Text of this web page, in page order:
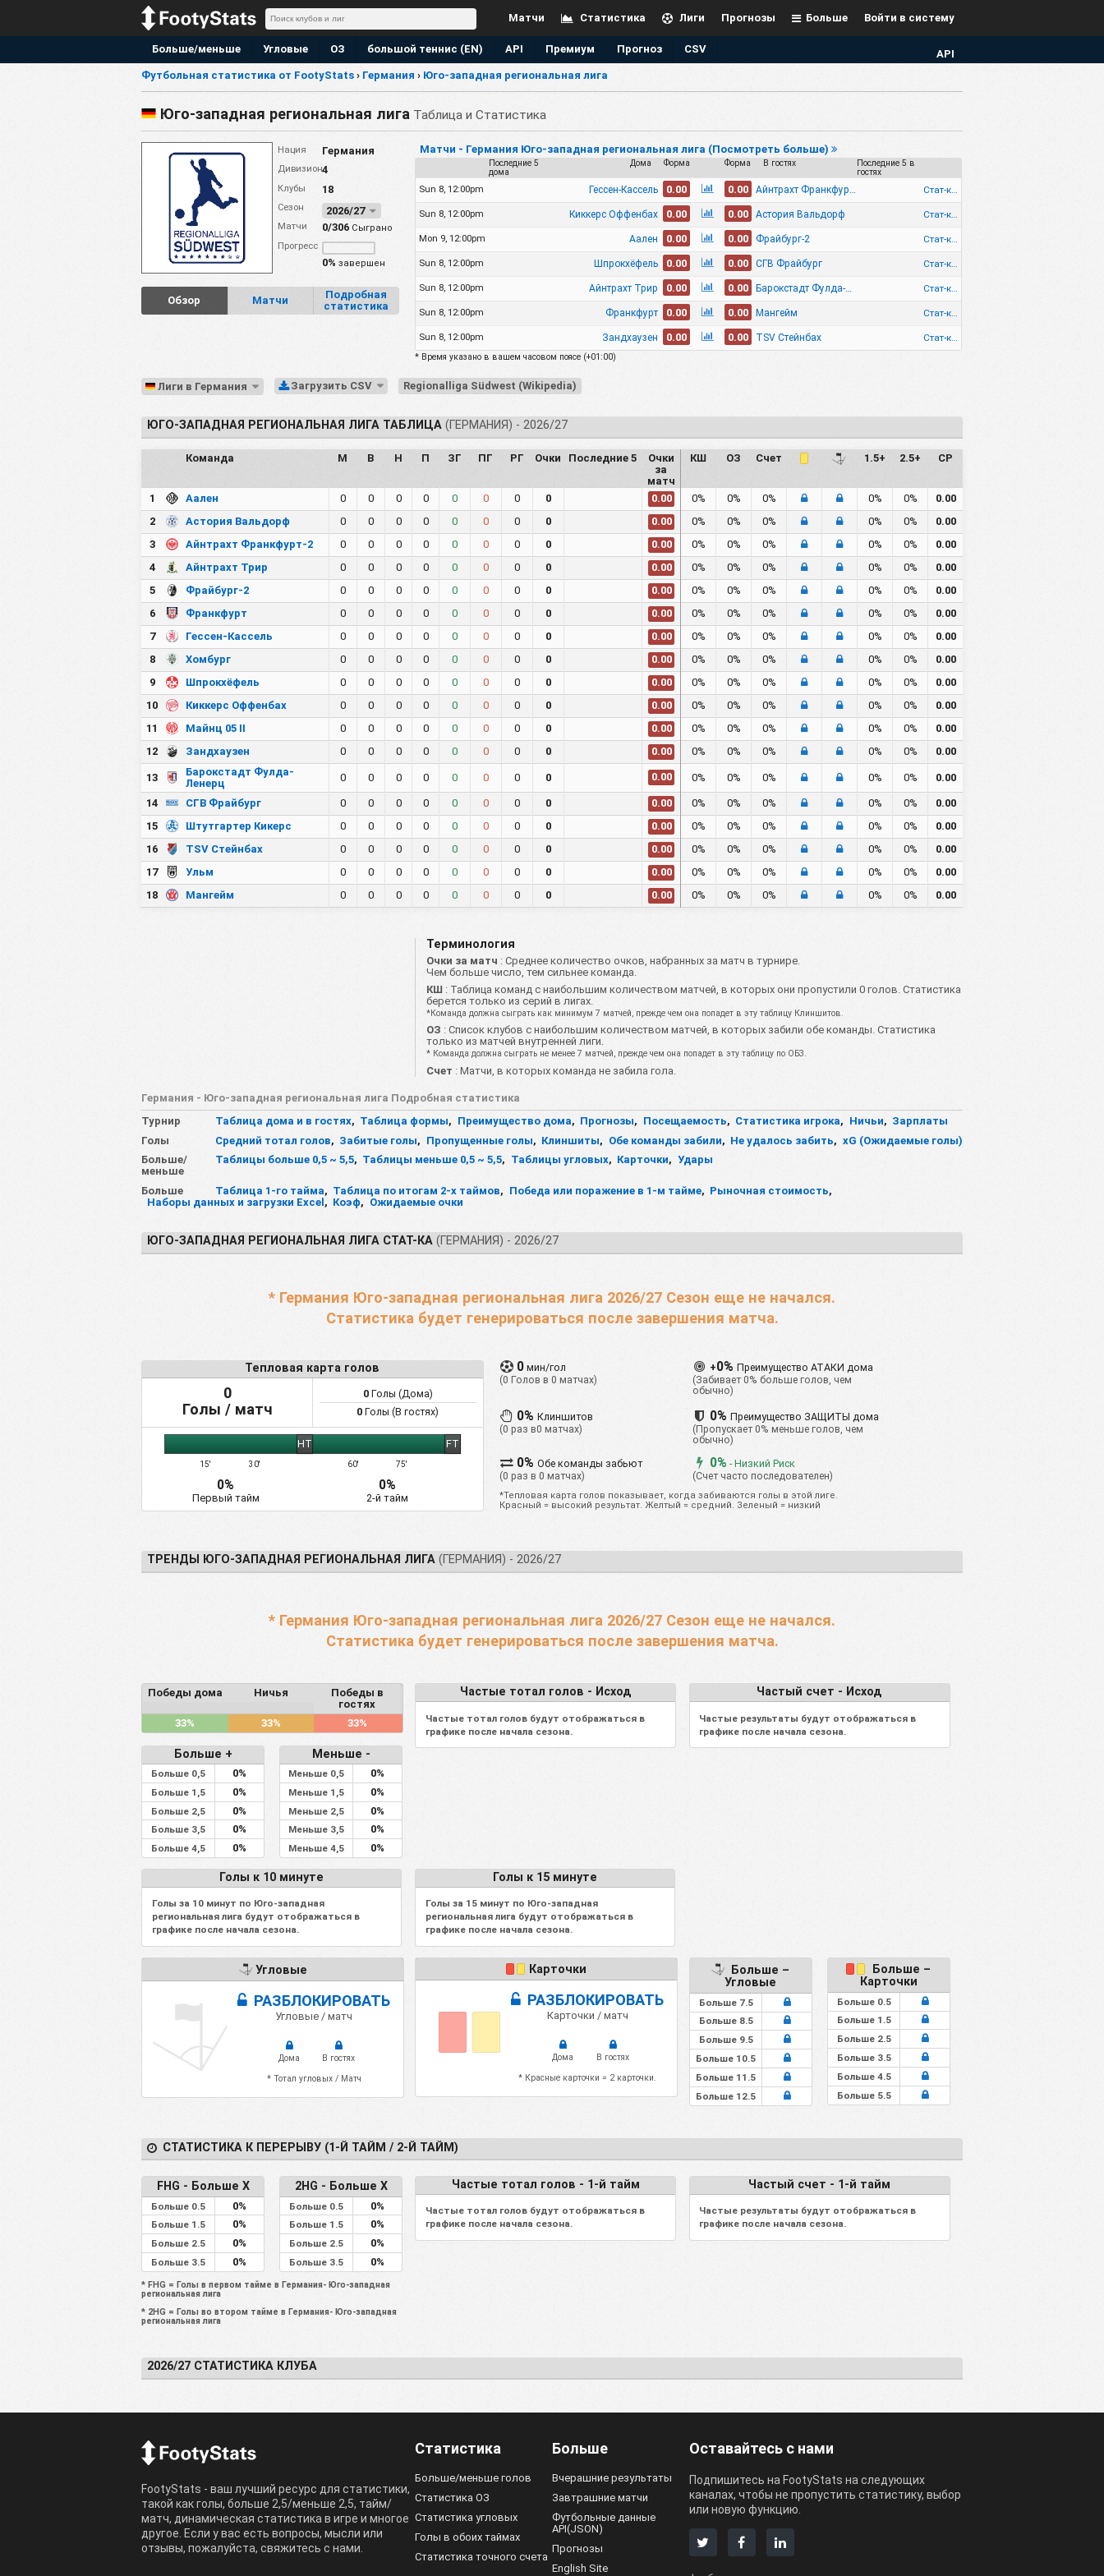
Войти в систему
Больше
Прогнозы
Лиги
Статистика
Матчи
API
Больше/меньше Угловые ОЗ большой теннис (EN) API Премиум Прогноз CSV
Футбольная статистика от FootyStats › Германия › Юго-западная региональная лига
Юго-западная региональная лига Таблица и Статистика
Нация Германия
Дивизион4
Клубы 18
Сезон 2026/27
Матчи 0/306Сыграно
Прогресс
0% завершен
Обзор Матчи
Подробная
статистика
Матчи - Германия Юго-западная региональная лига (Посмотреть больше)
Последние 5
дома
Дома Форма Форма В гостях
Последние 5 в
гостях
Sun 8, 12:00pm
Гессен-Кассель 0.00 0.00 Айнтрахт Франкфурт-2
Sun 8, 12:00pm Киккерс Оффенбах 0.00 0.00 Астория Вальдорф
Mon 9, 12:00pm Аален 0.00 0.00 Фрайбург-2
Sun 8, 12:00pm Шпрокхёфель 0.00 0.00 СГВ Фрайбург
Sun 8, 12:00pm Айнтрахт Трир 0.00 0.00 Барокстадт Фулда-Ленерц
Sun 8, 12:00pm Франкфурт 0.00 0.00 Мангейм
Sun 8, 12:00pm Зандхаузен 0.00 0.00 TSV Стейнбах
* Время указано в вашем часовом поясе (+01:00)
Лиги в Германия Загрузить CSV Regionalliga Südwest (Wikipedia)
ЮГО-ЗАПАДНАЯ РЕГИОНАЛЬНАЯ ЛИГА ТАБЛИЦА (ГЕРМАНИЯ) - 2026/27
Команда М В Н П ЗГ ПГ РГ Очки Последние 5
Очки
за
матч
КШ ОЗ Счет 1.5+ 2.5+ СР
1 Аален 0 0 0 0 0 0 0 0 0.00 0% 0% 0% 0% 0%
0.00
2
Астория Вальдорф 0 0 0 0 0 0 0 0 0.00 0% 0% 0% 0% 0%
0.00
3
Айнтрахт Франкфурт-2 0 0 0 0 0 0 0 0 0.00 0% 0% 0% 0% 0%
0.00
4
Айнтрахт Трир 0 0 0 0 0 0 0 0 0.00 0% 0% 0% 0% 0%
0.00
5
Фрайбург-2 0 0 0 0 0 0 0 0 0.00 0% 0% 0% 0% 0%
0.00
6
Франкфурт 0 0 0 0 0 0 0 0 0.00 0% 0% 0% 0% 0%
0.00
7
Гессен-Кассель 0 0 0 0 0 0 0 0 0.00 0% 0% 0% 0% 0%
0.00
8
Хомбург 0 0 0 0 0 0 0 0 0.00 0% 0% 0% 0% 0%
0.00
9
Шпрокхёфель 0 0 0 0 0 0 0 0 0.00 0% 0% 0% 0% 0%
0.00
10
Киккерс Оффенбах 0 0 0 0 0 0 0 0 0.00 0% 0% 0% 0% 0%
0.00
11
Майнц 05 II 0 0 0 0 0 0 0 0 0.00 0% 0% 0% 0% 0%
0.00
12
Зандхаузен 0 0 0 0 0 0 0 0 0.00 0% 0% 0% 0% 0% 0.00
13
Барокстадт Фулда-
Ленерц
0 0 0 0 0 0 0 0 0.00 0% 0% 0% 0% 0% 0.00
14 СГВ Фрайбург 0 0 0 0 0 0 0 0 0.00 0% 0% 0% 0% 0%
0.00
15
Штутгартер Кикерс 0 0 0 0 0 0 0 0 0.00 0% 0% 0% 0% 0%
0.00
16
TSV Стейнбах 0 0 0 0 0 0 0 0 0.00 0% 0% 0% 0% 0%
0.00
17
Ульм 0 0 0 0 0 0 0 0 0.00 0% 0% 0% 0% 0%
0.00
18
Мангейм 0 0 0 0 0 0 0 0 0.00 0% 0% 0% 0% 0% 0.00
Терминология
Очки за матч : Среднее количество очков, набранных за матч в турнире.
Чем больше число, тем сильнее команда.
КШ : Таблица команд с наибольшим количеством матчей, в которых они пропустили 0 голов. Статистика
берется только из серий в лигах.
*Команда должна сыграть как минимум 7 матчей, прежде чем она попадет в эту таблицу Клиншитов.
ОЗ : Список клубов с наибольшим количеством матчей, в которых забили обе команды. Статистика
только из матчей внутренней лиги.
* Команда должна сыграть не менее 7 матчей, прежде чем она попадет в эту таблицу по ОБЗ.
Счет : Матчи, в которых команда не забила гола.
Германия - Юго-западная региональная лига Подробная статистика
Турнир
Таблица дома и в гостях, Таблица формы, Преимущество дома, Прогнозы, Посещаемость, Статистика игрока, Ничьи, Зарплаты
Голы
Средний тотал голов, Забитые голы, Пропущенные голы, Клиншиты, Обе команды забили, Не удалось забить, xG (Ожидаемые голы)
Больше/
меньше
Таблицы больше 0,5 ~ 5,5, Таблицы меньше 0,5 ~ 5,5, Таблицы угловых, Карточки, Удары
Больше Таблица 1-го тайма, Таблица по итогам 2-х таймов, Победа или поражение в 1-м тайме, Рыночная стоимость,
Наборы данных и загрузки Excel, Коэф, Ожидаемые очки
ЮГО-ЗАПАДНАЯ РЕГИОНАЛЬНАЯ ЛИГА СТАТ-КА (ГЕРМАНИЯ) - 2026/27
* Германия Юго-западная региональная лига 2026/27 Сезон еще не начался.
Статистика будет генерироваться после завершения матча.
Тепловая карта голов
0
Голы / матч
0Голы (Дома)
0 Голы (В гостях)
15' 30'
HT
60' 75'
FT
0%
Первый тайм
0%
2-й тайм
0 мин/гол
(0 Голов в 0 матчах)
+0% Преимущество АТАКИ дома
(Забивает 0% больше голов, чем
обычно)
0%Клиншитов
(0 раз в0 матчах)
0%Преимущество ЗАЩИТЫ дома
(Пропускает 0% меньше голов, чем
обычно)
0%Обе команды забьют
(0 раз в 0 матчах)
0% - Низкий Риск
(Счет часто последователен)
*Тепловая карта голов показывает, когда забиваются голы в этой лиге.
Красный = высокий результат. Желтый = средний. Зеленый = низкий
ТРЕНДЫ ЮГО-ЗАПАДНАЯ РЕГИОНАЛЬНАЯ ЛИГА (ГЕРМАНИЯ) - 2026/27
* Германия Юго-западная региональная лига 2026/27 Сезон еще не начался.
Статистика будет генерироваться после завершения матча.
Победы дома Ничья
Победы в
гостях
33%
33% 33%
Больше +
Больше 0,5 0%
Больше 1,5 0%
Больше 2,5 0%
Больше 3,5 0%
Больше 4,5 0%
Меньше -
Меньше 0,5 0%
Меньше 1,5 0%
Меньше 2,5 0%
Меньше 3,5 0%
Меньше 4,5 0%
Частые тотал голов - Исход
Частые тотал голов будут отображаться в
графике после начала сезона.
Частый счет - Исход
Частые результаты будут отображаться в
графике после начала сезона.
Голы к 10 минуте
Голы за 10 минут по Юго-западная
региональная лига будут отображаться в
графике после начала сезона.
Голы к 15 минуте
Голы за 15 минут по Юго-западная
региональная лига будут отображаться в
графике после начала сезона.
Угловые
РАЗБЛОКИРОВАТЬ
Угловые / матч
Дома
В гостях
* Тотал угловых / Матч
Карточки
РАЗБЛОКИРОВАТЬ
Карточки / матч
Дома
В гостях
* Красные карточки = 2 карточки.
Больше –
Угловые
Больше 7.5
Больше 8.5
Больше 9.5
Больше 10.5
Больше 11.5
Больше 12.5
Больше –
Карточки
Больше 0.5
Больше 1.5
Больше 2.5
Больше 3.5
Больше 4.5
Больше 5.5
СТАТИСТИКА К ПЕРЕРЫВУ (1-Й ТАЙМ / 2-Й ТАЙМ)
FHG - Больше X
Больше 0.5 0%
Больше 1.5 0%
Больше 2.5 0%
Больше 3.5 0%
2HG - Больше X
Больше 0.5 0%
Больше 1.5 0%
Больше 2.5 0%
Больше 3.5 0%
* FHG = Голы в первом тайме в Германия- Юго-западная
региональная лига
* 2HG = Голы во втором тайме в Германия- Юго-западная
региональная лига
Частые тотал голов - 1-й тайм
Частые тотал голов будут отображаться в
графике после начала сезона.
Частый счет - 1-й тайм
Частые результаты будут отображаться в
графике после начала сезона.
2026/27 СТАТИСТИКА КЛУБА
FootyStats - ваш лучший ресурс для статистики,
такой как голы, больше 2,5/меньше 2,5, тайм/
матч, динамическая статистика в игре и многое
другое. Если у вас есть вопросы, мысли или
отзывы, пожалуйста, свяжитесь с нами.
Статистика
Больше/меньше голов
Статистика ОЗ
Статистика угловых
Голы в обоих таймах
Статистика точного счета
Больше
Вчерашние результаты
Завтрашние матчи
Футбольные данные
API(JSON)
Прогнозы
English Site
Оставайтесь с нами
Подпишитесь на FootyStats на следующих
каналах, чтобы не пропустить статистику, выбор
или новую функцию.